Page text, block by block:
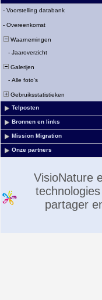
- Voorstelling databank
- Overeenkomst
Waarnemingen
- Jaaroverzicht
Galerijen
- Alle foto's
Gebruiksstatistieken
Telposten
Bronnen en links
Mission Migration
Onze partners
VisioNature
partager